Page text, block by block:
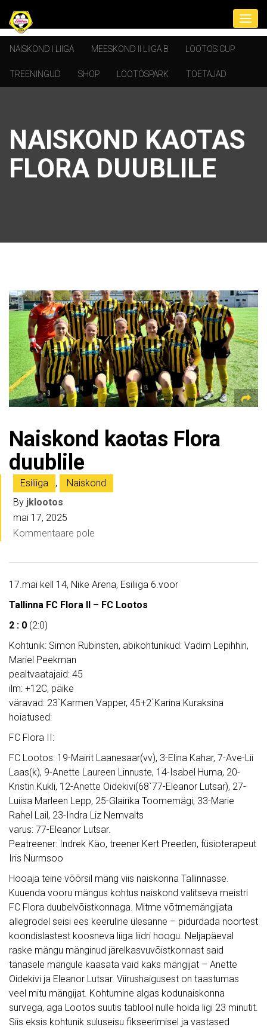
NAISKOND I LIIGA MEESKOND II LIIGA B LOOTOS CUP
TREENINGUD SHOP LOOTOSPARK TOETAJAD
NAISKOND KAOTAS
FLORA DUUBLILE
Naiskond kaotas Flora
duublile
Esiliiga ,
Naiskond
By jklootos
mai 17, 2025
Kommentaare pole
17.mai kell 14, Nike Arena, Esiliiga 6.voor
Tallinna FC Flora II – FC Lootos
2 : 0 (2:0)
Kohtunik: Simon Rubinsten, abikohtunikud: Vadim Lepihhin,
Mariel Peekman
pealtvaatajaid: 45
ilm: +12C, päike
väravad: 23`Karmen Vapper, 45+2`Karina Kuraksina
hoiatused:
FC Flora II:
FC Lootos: 19-Mairit Laanesaar(vv), 3-Elina Kahar, 7-Ave-Lii
Laas(k), 9-Anette Laureen Linnuste, 14-Isabel Huma, 20-
Kristin Kukli, 12-Anette Oidekivi(68`77-Eleanor Lutsar), 27-
Luiisa Marleen Lepp, 25-Glairika Toomemägi, 33-Marie
Rahel Lail, 23-Indra Liz Nemvalts
varus: 77-Eleanor Lutsar.
Peatreener: Indrek Käo, treener Kert Preeden, füsioterapeut
Iris Nurmsoo
Hooaja teine võõrsil mäng viis naiskonna Tallinnasse.
Kuuenda vooru mängus kohtus naiskond valitseva meistri
FC Flora duubelvõistkonnaga. Mitme võtmemängijata
allegrodel seisi ees keeruline ülesanne – pidurdada noortest
koondislastest koosneva liiga liidri hoogu. Neljapäeval
raske mängu mänginud järelkasvuvõistkonnast said
tänasele mängule kaasata vaid kaks mängijat – Anette
Oidekivi ja Eleanor Lutsar. Viirushaigusest on taastumas
veel mitu mängijat. Kohtumine algas kodunaiskonna
survega, aga Lootos suutis tablool nulle hoida ligi 23 minutit.
Siis eksis kohtunik suluseisu fikseerimisel ja vastased